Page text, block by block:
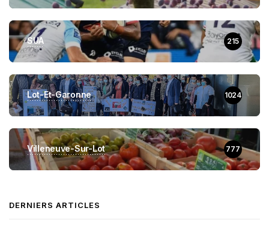
SUA 215
Lot-Et-Garonne 1024
Villeneuve-Sur-Lot 777
DERNIERS ARTICLES